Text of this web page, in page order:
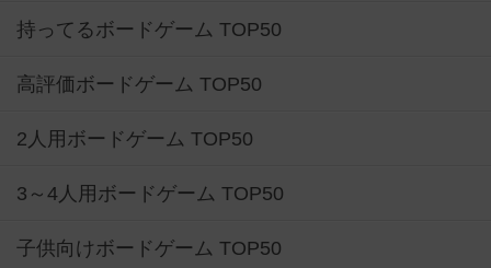
持ってるボードゲーム TOP50
高評価ボードゲーム TOP50
2人用ボードゲーム TOP50
3～4人用ボードゲーム TOP50
子供向けボードゲーム TOP50